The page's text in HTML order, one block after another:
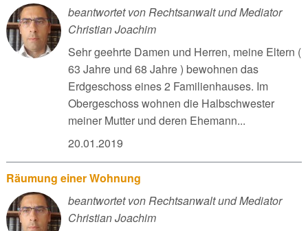
beantwortet von Rechtsanwalt und Mediator
Christian Joachim
Sehr geehrte Damen und Herren, meine Eltern (
63 Jahre und 68 Jahre ) bewohnen das
Erdgeschoss eines 2 Familienhauses. Im
Obergeschoss wohnen die Halbschwester
meiner Mutter und deren Ehemann...
20.01.2019
Räumung einer Wohnung
beantwortet von Rechtsanwalt und Mediator
Christian Joachim